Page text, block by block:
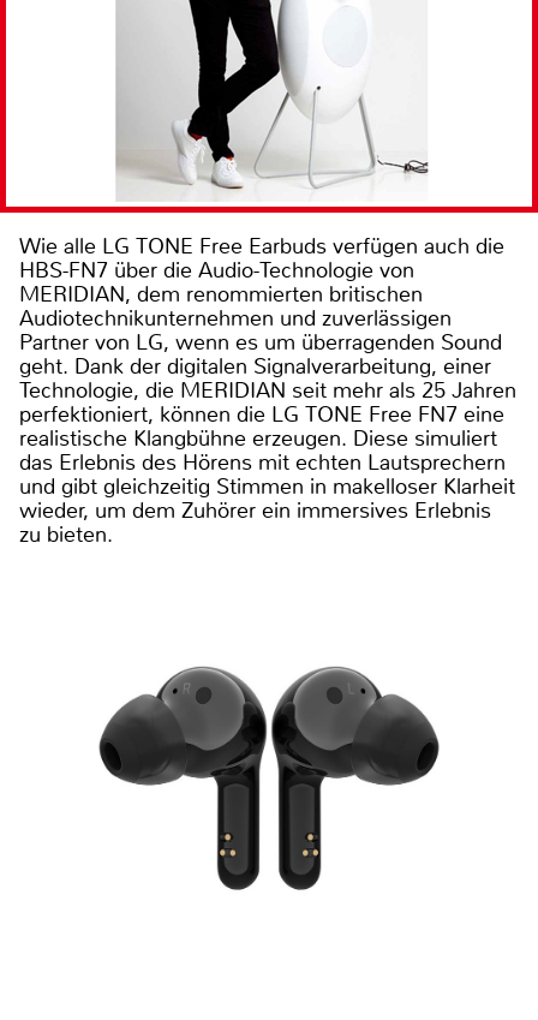
Wie alle LG TONE Free Earbuds verfügen auch die
HBS-FN7 über die Audio-Technologie von
MERIDIAN, dem renommierten britischen
Audiotechnikunternehmen und zuverlässigen
Partner von LG, wenn es um überragenden Sound
geht. Dank der digitalen Signalverarbeitung, einer
Technologie, die MERIDIAN seit mehr als 25 Jahren
perfektioniert, können die LG TONE Free FN7 eine
realistische Klangbühne erzeugen. Diese simuliert
das Erlebnis des Hörens mit echten Lautsprechern
und gibt gleichzeitig Stimmen in makelloser Klarheit
wieder, um dem Zuhörer ein immersives Erlebnis
zu bieten.